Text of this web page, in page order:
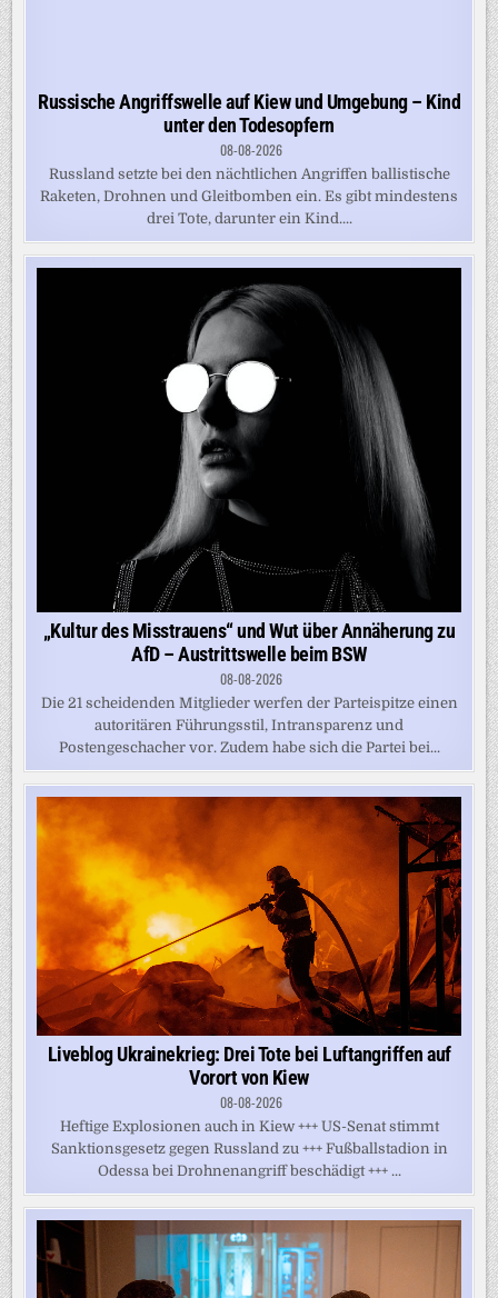
Russische Angriffswelle auf Kiew und Umgebung – Kind
unter den Todesopfern
08-08-2026
Russland setzte bei den nächtlichen Angriffen ballistische
Raketen, Drohnen und Gleitbomben ein. Es gibt mindestens
drei Tote, darunter ein Kind....
„Kultur des Misstrauens“ und Wut über Annäherung zu
AfD – Austrittswelle beim BSW
08-08-2026
Die 21 scheidenden Mitglieder werfen der Parteispitze einen
autoritären Führungsstil, Intransparenz und
Postengeschacher vor. Zudem habe sich die Partei bei...
Liveblog Ukrainekrieg: Drei Tote bei Luftangriffen auf
Vorort von Kiew
08-08-2026
Heftige Explosionen auch in Kiew +++ US-Senat stimmt
Sanktionsgesetz gegen Russland zu +++ Fußballstadion in
Odessa bei Drohnenangriff beschädigt +++ ...